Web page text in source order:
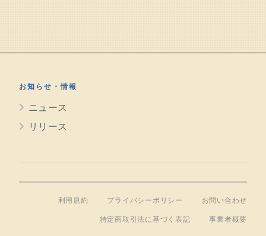
お知らせ・情報
ニュース
リリース
利用規約 プライバシーポリシー お問い合わせ
特定商取引法に基づく表記 事業者概要